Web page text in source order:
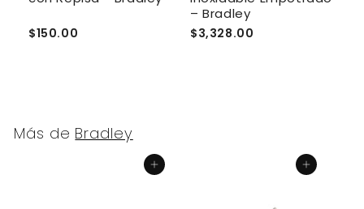
$150.00
– Bradley
$3,328.00
Más de Bradley
Agregar al carrito Agregar al carrito